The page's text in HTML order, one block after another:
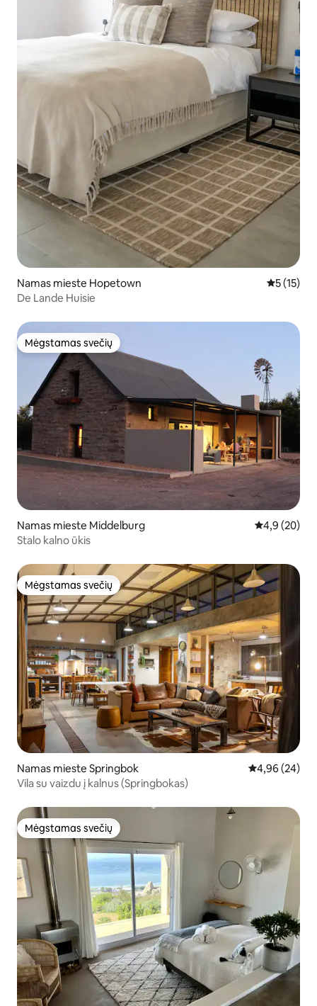
Namas mieste Hopetown Vidutinis
5 (15)
De Lande Huisie
Mėgstamas svečių
Mėgstamas svečių
Namas mieste Middelburg Vidutinis
4,9 (20)
Stalo kalno ūkis
Mėgstamas svečių
Mėgstamas svečių
Namas mieste Springbok Vidutinis
4,96 (24)
Vila su vaizdu į kalnus (Springbokas)
Mėgstamas svečių
Mėgstamas svečių